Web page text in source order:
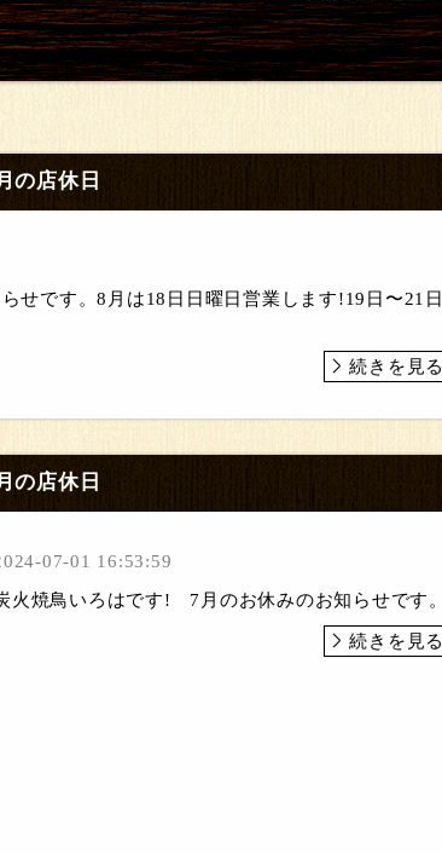
の店休日
です。8月は18日日曜日営業します!19日〜21日
続きを見る
の店休日
07-01 16:53:59
火焼鳥いろはです! 7月のお休みのお知らせです。
続きを見る